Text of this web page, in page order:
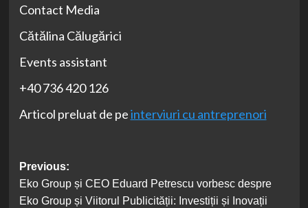
Contact Media
Cătălina Călugărici
Events assistant
+40 736 420 126
Articol preluat de peinterviuri cu antreprenori
Post
navigation
Previous:
Eko Group și CEO Eduard Petrescu vorbesc despre
Eko Group și Viitorul Publicității: Investiții și Inovații